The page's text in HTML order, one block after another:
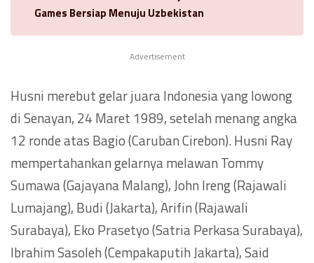
Games Bersiap Menuju Uzbekistan
Advertisement
Husni merebut gelar juara Indonesia yang lowong
di Senayan, 24 Maret 1989, setelah menang angka
12 ronde atas Bagio (Caruban Cirebon). Husni Ray
mempertahankan gelarnya melawan Tommy
Sumawa (Gajayana Malang), John Ireng (Rajawali
Lumajang), Budi (Jakarta), Arifin (Rajawali
Surabaya), Eko Prasetyo (Satria Perkasa Surabaya),
Ibrahim Sasoleh (Cempakaputih Jakarta), Said